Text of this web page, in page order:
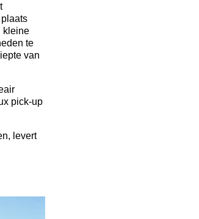
kleine
te
van
pick-up
levert